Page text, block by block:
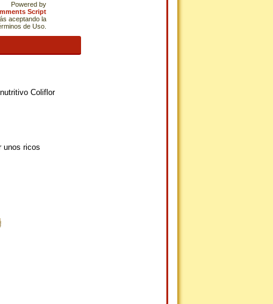
Powered by
Script
aceptando la
de Uso.
Coliflor
unos ricos